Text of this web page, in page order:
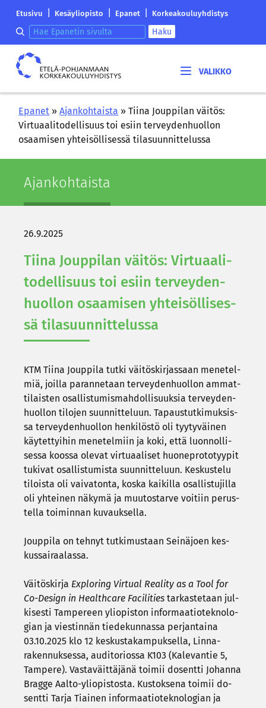
Etelä-
korkeakouluyhdistyksen
saapumissivu
Etusivu Kesäyliopisto Epanet Korkeakouluyhdistys
Hae epanetin sivulta Haku
Etelä-
Pohjanmaan
Epanet »Ajankohtaista »Tiina Jouppilan väitös:
Virtuaalitodellisuus toi esiin terveydenhuollon
osaamisen yhteisöllisessä tilasuunnittelussa
Ajan­koh­tais­ta
26.9.2025
Tiina Joup­pi­lan väi­tös: Vir­tu­aa­li­
to­del­li­suus toi esiin ter­vey­den­
huol­lon osaa­mi­sen yh­tei­söl­li­ses­
sä ti­la­suun­nit­te­lus­sa
KTM Tiina Joup­pi­la tutki väi­tös­kir­jas­saan me­ne­tel­
miä, joil­la pa­ran­ne­taan ter­vey­den­huol­lon am­mat­
ti­lais­ten osal­lis­tu­mis­mah­dol­li­suuk­sia ter­vey­den­
huol­lon ti­lo­jen suun­nit­te­luun. Ta­paus­tut­ki­muk­sis­
sa ter­vey­den­huol­lon hen­ki­lös­tö oli tyy­ty­väi­nen
käy­tet­tyi­hin me­ne­tel­miin ja koki, että luon­nol­li­
ses­sa koos­sa ole­vat vir­tu­aa­li­set huo­ne­pro­to­tyy­pit
tu­ki­vat osal­lis­tu­mis­ta suun­nit­te­luun. Kes­kus­te­lu
ti­lois­ta oli vai­va­ton­ta, koska kai­kil­la osal­lis­tu­jil­la
oli yh­tei­nen nä­ky­mä ja muu­tos­tar­ve voi­tiin pe­rus­
tel­la toi­min­nan ku­vauk­sel­la.
Joup­pi­la on teh­nyt tut­ki­mus­taan Sei­nä­joen kes­
kus­sai­raa­las­sa.
Väi­tös­kir­ja Exploring Vir­tual Rea­li­ty as a Tool for
Co-​Design in Healthca­re Faci­li­ties tar­kas­te­taan jul­
ki­ses­ti Tam­pe­reen yli­opis­ton in­for­maa­tio­tek­no­lo­
gian ja vies­tin­nän tie­de­kun­nas­sa per­jan­tai­na
03.10.2025 klo 12 kes­kus­ta­kam­puk­sel­la, Linna-​
rakennuksessa, au­di­to­rios­sa K103 (Ka­le­van­tie 5,
Tam­pe­re). Vas­ta­väit­tä­jä­nä toi­mii do­sent­ti Jo­han­na
Brag­ge Aalto-​yliopistosta. Kus­tok­se­na toi­mii do­
sent­ti Tarja Tiai­nen in­for­maa­tio­tek­no­lo­gian ja